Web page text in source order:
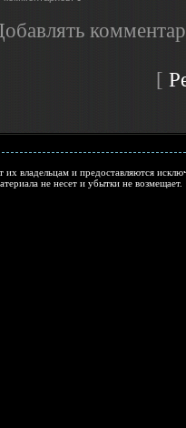
[
владельцам и предоставляются
не несет и убытки не возмещает.